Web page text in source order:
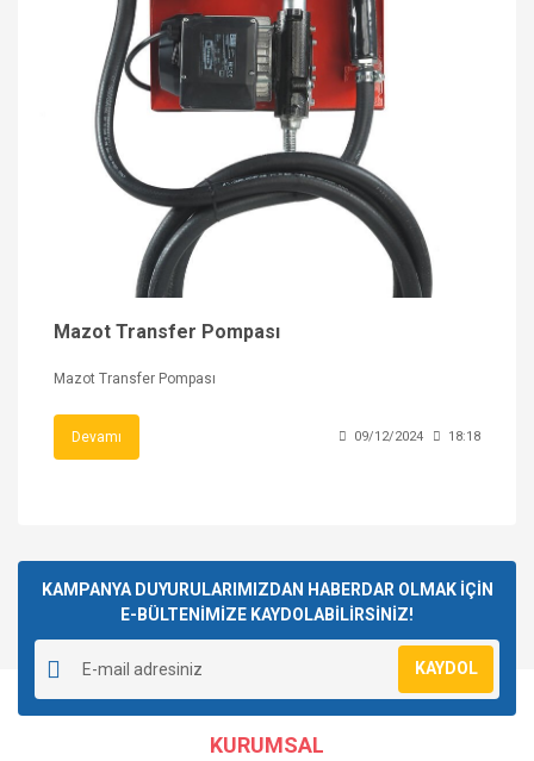
Mazot Transfer Pompası
Mazot Transfer Pompası
Devamı 09/12/2024 18:18
KAMPANYA DUYURULARIMIZDAN HABERDAR OLMAK İÇİN
E-BÜLTENİMİZE KAYDOLABİLİRSİNİZ!
KAYDOL
KURUMSAL